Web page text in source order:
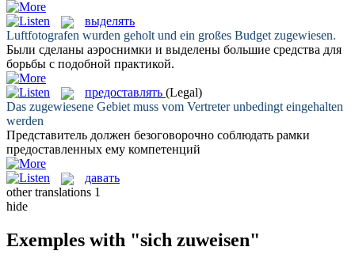
выделять
Luftfotografen wurden geholt und ein großes Budget zugewiesen.
Были сделаны аэроснимки и выделены большие средства для
борьбы с подобной практикой.
предоставлять (Legal)
Das zugewiesene Gebiet muss vom Vertreter unbedingt eingehalten
werden
Представитель должен безоговорочно соблюдать рамки
предоставленных ему компетенций
давать
other translations 1
hide
Exemples with "sich zuweisen"